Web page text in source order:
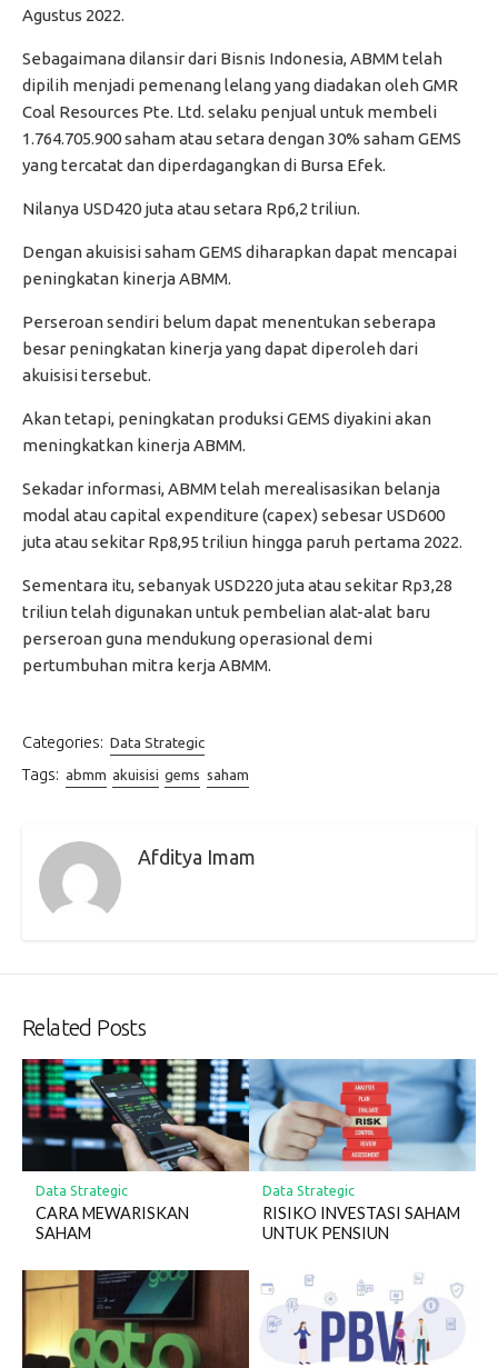
Agustus 2022.
Sebagaimana dilansir dari Bisnis Indonesia, ABMM telah
dipilih menjadi pemenang lelang yang diadakan oleh GMR
Coal Resources Pte. Ltd. selaku penjual untuk membeli
1.764.705.900 saham atau setara dengan 30% saham GEMS
yang tercatat dan diperdagangkan di Bursa Efek.
Nilanya USD420 juta atau setara Rp6,2 triliun.
Dengan akuisisi saham GEMS diharapkan dapat mencapai
peningkatan kinerja ABMM.
Perseroan sendiri belum dapat menentukan seberapa
besar peningkatan kinerja yang dapat diperoleh dari
akuisisi tersebut.
Akan tetapi, peningkatan produksi GEMS diyakini akan
meningkatkan kinerja ABMM.
Sekadar informasi, ABMM telah merealisasikan belanja
modal atau capital expenditure (capex) sebesar USD600
juta atau sekitar Rp8,95 triliun hingga paruh pertama 2022.
Sementara itu, sebanyak USD220 juta atau sekitar Rp3,28
triliun telah digunakan untuk pembelian alat-alat baru
perseroan guna mendukung operasional demi
pertumbuhan mitra kerja ABMM.
Categories: Data Strategic
Tags: abmm akuisisi gems saham
Afditya Imam
Related Posts
Data Strategic
CARA MEWARISKAN
SAHAM
Data Strategic
RISIKO INVESTASI SAHAM
UNTUK PENSIUN